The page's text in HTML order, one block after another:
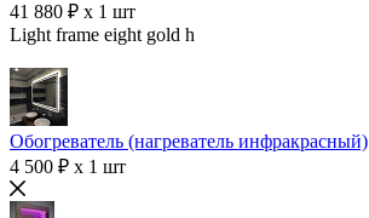
41 880 ₽ x 1 шт
Light frame eight gold h
Обогреватель (нагреватель инфракрасный)
4 500 ₽ x 1 шт